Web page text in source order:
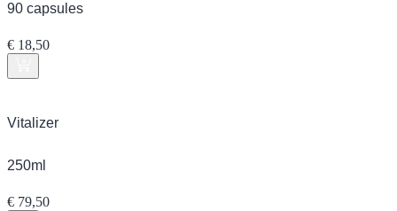
90 capsules
€ 18,50
Vitalizer
250ml
€ 79,50